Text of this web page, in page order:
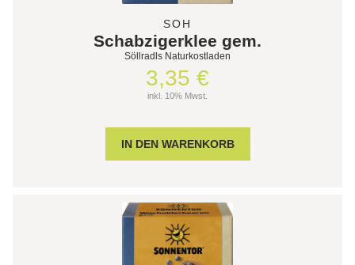
SOH
Schabzigerklee gem.
Söllradls Naturkostladen
3,35 €
inkl. 10% Mwst.